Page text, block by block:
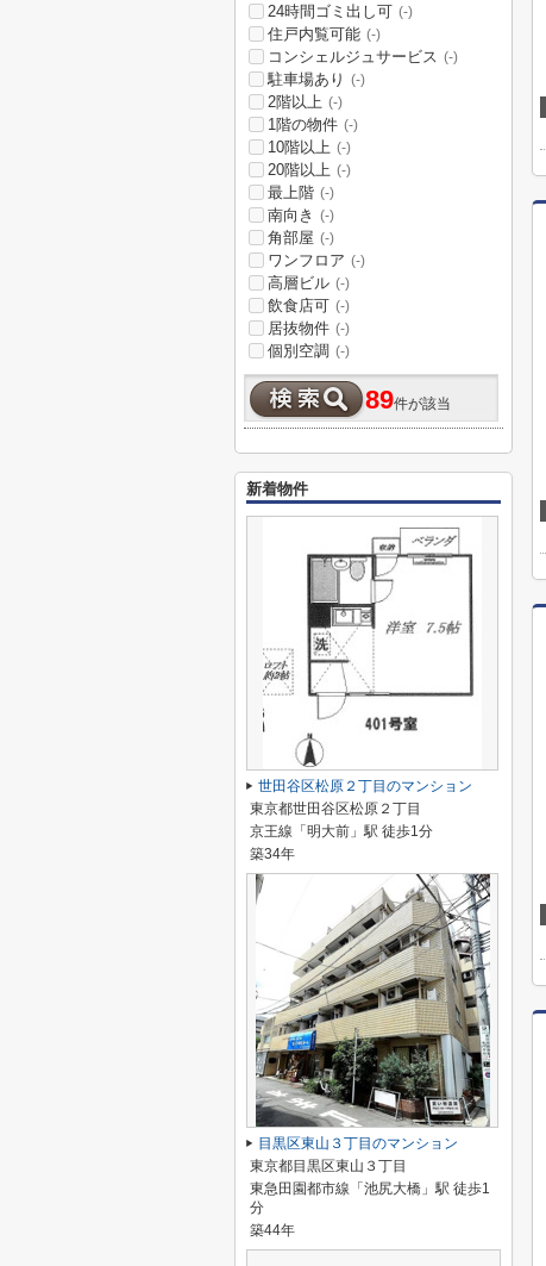
24時間ゴミ出し可 (-)
住戸内覧可能 (-)
コンシェルジュサービス (-)
駐車場あり (-)
2階以上 (-)
1階の物件 (-)
10階以上 (-)
20階以上 (-)
最上階 (-)
南向き (-)
角部屋 (-)
ワンフロア (-)
高層ビル (-)
飲食店可 (-)
居抜物件 (-)
個別空調 (-)
89件が該当
新着物件
世田谷区松原２丁目のマンション
東京都世田谷区松原２丁目
京王線「明大前」駅 徒歩1分
築34年
目黒区東山３丁目のマンション
東京都目黒区東山３丁目
東急田園都市線「池尻大橋」駅 徒歩1
分
築44年